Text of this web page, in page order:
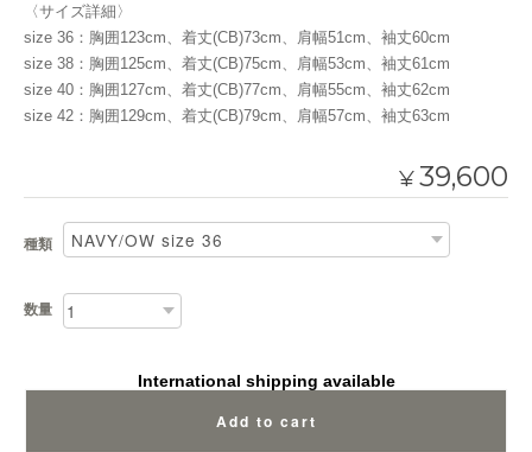
〈サイズ詳細〉
size 36：胸囲123cm、着丈(CB)73cm、肩幅51cm、袖丈60cm
size 38：胸囲125cm、着丈(CB)75cm、肩幅53cm、袖丈61cm
size 40：胸囲127cm、着丈(CB)77cm、肩幅55cm、袖丈62cm
size 42：胸囲129cm、着丈(CB)79cm、肩幅57cm、袖丈63cm
¥39,600
種類
数量
International shipping available
Add to cart